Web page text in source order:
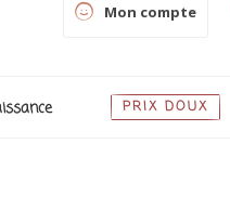
Mon compte
PRIX DOUX